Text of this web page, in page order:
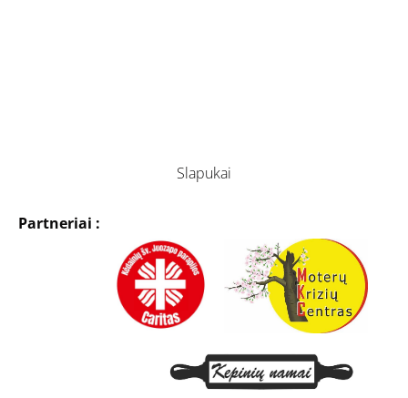
Slapukai
Partneriai :